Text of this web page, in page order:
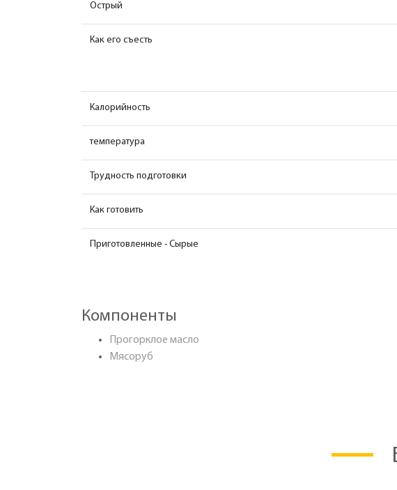
Острый
Как его съесть
Калорийность
температура
Трудность подготовки
Как готовить
Приготовленные - Сырые
Компоненты
Прогорклое масло
Мясоруб